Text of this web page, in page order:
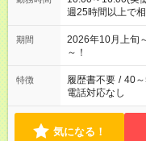
週25時間以上で
期間
2026年10月上
～！
特徴 履歴書不要 / 40
電話対応なし
気になる！